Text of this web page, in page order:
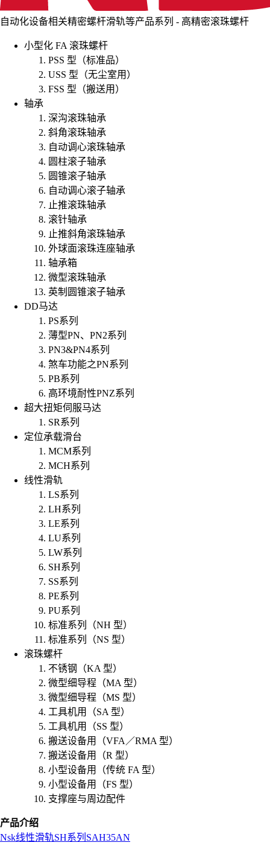
自动化设备相关精密螺杆滑轨等产品系列 - 高精密滚珠螺杆
小型化 FA 滚珠螺杆
PSS 型（标准品）
USS 型（无尘室用）
FSS 型（搬送用）
轴承
深沟滚珠轴承
斜角滚珠轴承
自动调心滚珠轴承
圆柱滚子轴承
圆锥滚子轴承
自动调心滚子轴承
止推滚珠轴承
滚针轴承
止推斜角滚珠轴承
外球面滚珠连座轴承
轴承箱
微型滚珠轴承
英制圆锥滚子轴承
DD马达
PS系列
薄型PN、PN2系列
PN3&PN4系列
煞车功能之PN系列
PB系列
高环境耐性PNZ系列
超大扭矩伺服马达
SR系列
定位承载滑台
MCM系列
MCH系列
线性滑轨
LS系列
LH系列
LE系列
LU系列
LW系列
SH系列
SS系列
PE系列
PU系列
标准系列（NH 型）
标准系列（NS 型）
滚珠螺杆
不锈钢（KA 型）
微型细导程（MA 型）
微型细导程（MS 型）
工具机用（SA 型）
工具机用（SS 型）
搬送设备用（VFA／RMA 型）
搬送设备用（R 型）
小型设备用（传统 FA 型）
小型设备用（FS 型）
支撑座与周边配件
产品介绍
Nsk线性滑轨SH系列 SAH35AN